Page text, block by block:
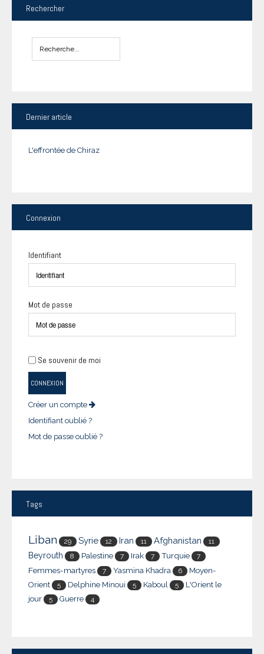
Rechercher
Dernier article
L'effrontée de Chiraz
Connexion
Identifiant
Mot de passe
Se souvenir de moi
CONNEXION
Créer un compte
Identifiant oublié ?
Mot de passe oublié ?
Tags
Liban 29 Syrie 12 Iran 11 Afghanistan 11
Beyrouth 8 Palestine 7 Irak 7 Turquie 7
Femmes-martyres 7 Yasmina Khadra 6
Moyen-
Orient
5 Delphine Minoui 5 Kaboul 5
L'Orient le
jour
5 Guerre 4